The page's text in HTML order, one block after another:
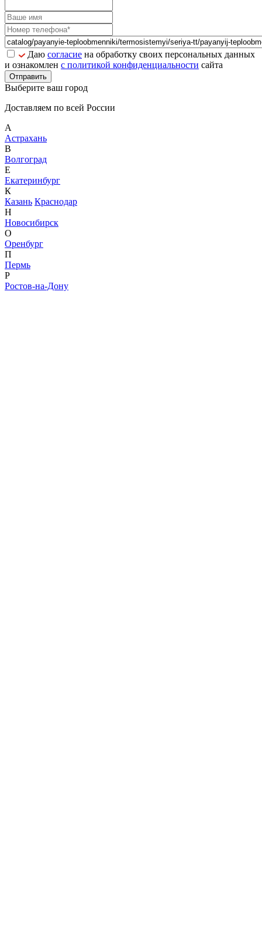
Даю согласие на обработку своих персональных данных
и ознакомлен с политикой конфиденциальности сайта
Отправить
Выберите ваш город
Доставляем по всей России
А
Астрахань
В
Волгоград
Е
Екатеринбург
К
Казань Краснодар
Н
Новосибирск
О
Оренбург
П
Пермь
Р
Ростов-на-Дону